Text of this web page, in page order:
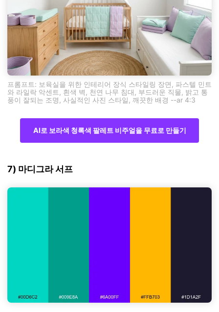
프롬프트: 보육실을 위한 인테리어 장식 스타일링 장면, 파스텔 민트
와 라일락 악센트, 흰색 벽, 천연 나무 침대, 부드러운 직물, 밝고 통
풍이 잘되는 조명, 사실적인 사진 스타일, 깨끗한 배경 --ar 4:3
AI로 보라색 청록색 팔레트 비주얼을 무료로 만들기
7) 마디그라 서프